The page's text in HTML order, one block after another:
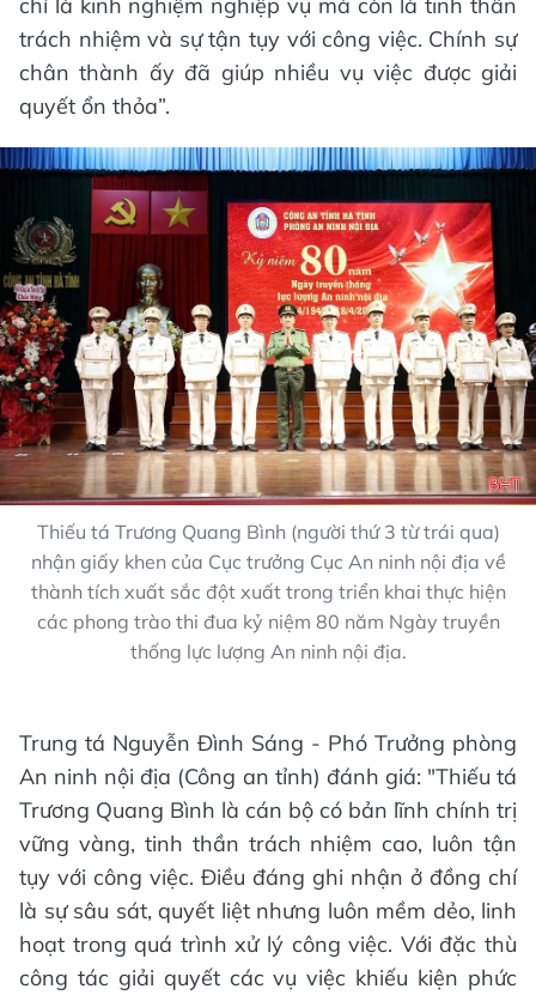
trách nhiệm và sự tận tụy với công việc. Chính sự
chân thành ấy đã giúp nhiều vụ việc được giải
quyết ổn thỏa”.
Thiếu tá Trương Quang Bình (người thứ 3 từ trái qua)
nhận giấy khen của Cục trưởng Cục An ninh nội địa về
thành tích xuất sắc đột xuất trong triển khai thực hiện
các phong trào thi đua kỷ niệm 80 năm Ngày truyền
thống lực lượng An ninh nội địa.
Trung tá Nguyễn Đình Sáng - Phó Trưởng phòng
An ninh nội địa (Công an tỉnh) đánh giá: "Thiếu tá
Trương Quang Bình là cán bộ có bản lĩnh chính trị
vững vàng, tinh thần trách nhiệm cao, luôn tận
tụy với công việc. Điều đáng ghi nhận ở đồng chí
là sự sâu sát, quyết liệt nhưng luôn mềm dẻo, linh
hoạt trong quá trình xử lý công việc. Với đặc thù
công tác giải quyết các vụ việc khiếu kiện phức